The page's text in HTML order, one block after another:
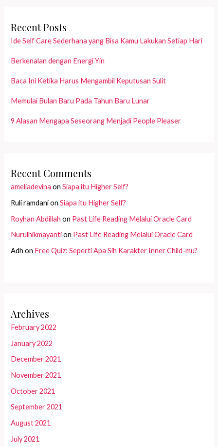
Recent Posts
Ide Self Care Sederhana yang Bisa Kamu Lakukan Setiap Hari
Berkenalan dengan Energi Yin
Baca Ini Ketika Harus Mengambil Keputusan Sulit
Memulai Bulan Baru Pada Tahun Baru Lunar
9 Alasan Mengapa Seseorang Menjadi People Pleaser
Recent Comments
ameliadevina onSiapa itu Higher Self?
Ruli ramdanionSiapa itu Higher Self?
Royhan Abdillah on Past Life Reading Melalui Oracle Card
Nurulhikmayantion Past Life Reading Melalui Oracle Card
Adh on Free Quiz: Seperti Apa Sih Karakter Inner Child-mu?
Archives
February 2022
January 2022
December 2021
November 2021
October 2021
September 2021
August 2021
July 2021